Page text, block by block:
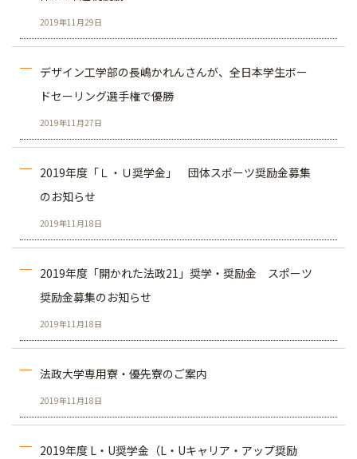
2019年11月29日
デザイン工学部の長嶋かれんさんが、全日本学生ボー
ドセーリング選手権で優勝
2019年11月27日
2019年度「Ｌ・Ｕ奨学金」 団体スポーツ奨励金募集
のお知らせ
2019年11月18日
2019年度「開かれた法政21」奨学・奨励金 スポーツ
奨励金募集のお知らせ
2019年11月18日
法政大学専用寮・優先寮のご案内
2019年11月18日
2019年度 L・U奨学金（L・Uキャリア・アップ奨励